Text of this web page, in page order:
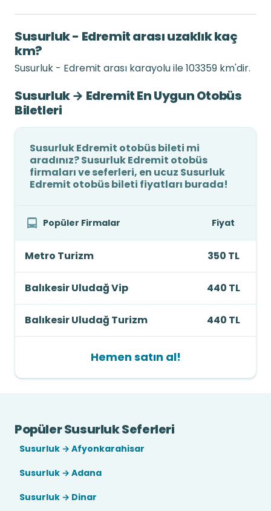
Susurluk - Edremit arası uzaklık kaç
km?
Susurluk - Edremit arası karayolu ile 103359 km'dir.
Susurluk → Edremit En Uygun Otobüs
Biletleri
Susurluk Edremit otobüs bileti mi
aradınız? Susurluk Edremit otobüs
firmaları ve seferleri, en ucuz Susurluk
Edremit otobüs bileti fiyatları burada!
Popüler Firmalar Fiyat
Metro Turizm 350 TL
Balıkesir Uludağ Vip 440 TL
Balıkesir Uludağ Turizm 440 TL
Hemen satın al!
Popüler Susurluk Seferleri
Susurluk → Afyonkarahisar
Susurluk → Adana
Susurluk → Dinar